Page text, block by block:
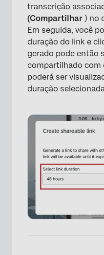
transcrição
(Compartilhar ) no
Em seguida, você
duração do link e
gerado pode então
compartilhado com
poderá ser
duração